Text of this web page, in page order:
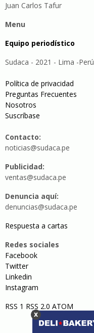
Juan Carlos Tafur
Menu
Equipo periodístico
Sudaca - 2021 - Lima -Perú
Política de privacidad
Preguntas Frecuentes
Nosotros
Suscríbase
Contacto:
noticias@sudaca.pe
Publicidad:
ventas@sudaca.pe
Denuncia aquí:
denuncias@sudaca.pe
Respuesta a cartas
Redes sociales
Facebook
Twitter
Linkedin
Instagram
RSS 1 RSS 2.0 ATOM
x